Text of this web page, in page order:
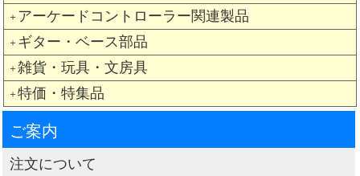
＋ アーケードコントローラー関連製品
＋ ギター・ベース部品
＋ 雑貨・玩具・文房具
＋ 特価・特集品
ご案内
注文について